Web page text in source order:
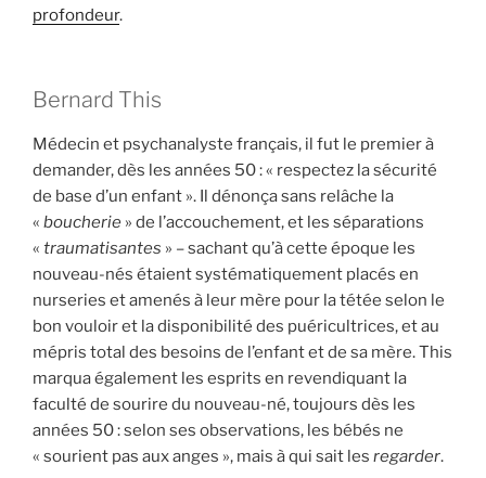
profondeur.
Bernard This
Médecin et psychanalyste français, il fut le premier à
demander, dès les années 50 : « respectez la sécurité
de base d’un enfant ». Il dénonça sans relâche la
« boucherie » de l’accouchement, et les séparations
« traumatisantes » – sachant qu’à cette époque les
nouveau-nés étaient systématiquement placés en
nurseries et amenés à leur mère pour la tétée selon le
bon vouloir et la disponibilité des puéricultrices, et au
mépris total des besoins de l’enfant et de sa mère. This
marqua également les esprits en revendiquant la
faculté de sourire du nouveau-né, toujours dès les
années 50 : selon ses observations, les bébés ne
« sourient pas aux anges », mais à qui sait les regarder.